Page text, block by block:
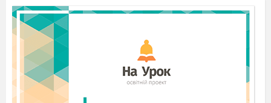
визначати переможців буде наше поважне
жюрі.
1 конкурс „Розминка” або „Далі, далі”.
1) Де дід з бабою знайшли кривеньку качечку?
(У лісі)